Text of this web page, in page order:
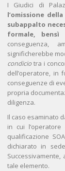
I Giudici di
l’omissione
subappalto
formale, bensì
conseguenza,
significherebbe
condicio tra i
dell’operatore,
conseguenze di
propria
diligenza.
Il caso esaminato
in cui
qualificazione
dichiarato in
tale elemento.